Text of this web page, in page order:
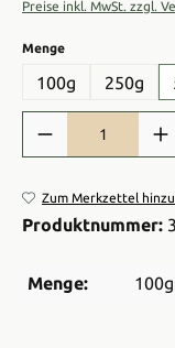
Preise inkl. MwSt. zzgl.
Mengeauswählen
100g 250g
Produkt Anzahl: Gib
Zum Merkzettel
Produktnummer:
Menge: